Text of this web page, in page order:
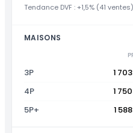
Tendance DVF : +1,5% (41 ventes)
MAISONS
3P 1
4P
1
5P+
1